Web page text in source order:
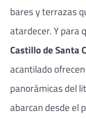
bares y terrazas
atardecer. Y para
Castillo de Santa
acantilado
panorámicas del
abarcan desde el